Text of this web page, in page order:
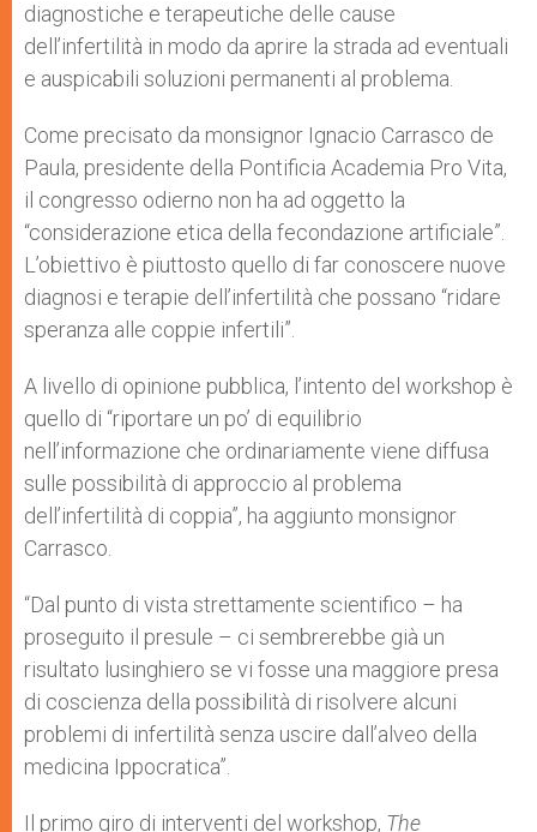
diagnostiche e terapeutiche delle cause
dell’infertilità in modo da aprire la strada ad eventuali
e auspicabili soluzioni permanenti al problema.
Come precisato da monsignor Ignacio Carrasco de
Paula, presidente della Pontificia Academia Pro Vita,
il congresso odierno non ha ad oggetto la
“considerazione etica della fecondazione artificiale”.
L’obiettivo è piuttosto quello di far conoscere nuove
diagnosi e terapie dell’infertilità che possano “ridare
speranza alle coppie infertili”.
A livello di opinione pubblica, l’intento del workshop è
quello di “riportare un po’ di equilibrio
nell’informazione che ordinariamente viene diffusa
sulle possibilità di approccio al problema
dell’infertilità di coppia”, ha aggiunto monsignor
Carrasco.
“Dal punto di vista strettamente scientifico – ha
proseguito il presule – ci sembrerebbe già un
risultato lusinghiero se vi fosse una maggiore presa
di coscienza della possibilità di risolvere alcuni
problemi di infertilità senza uscire dall’alveo della
medicina Ippocratica”.
Il primo giro di interventi del workshop, The